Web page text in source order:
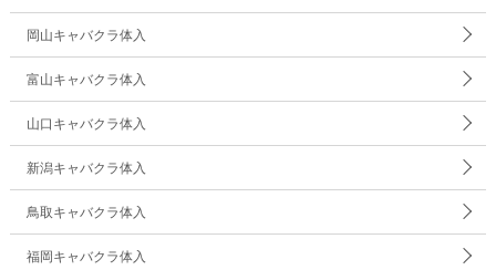
岡山キャバクラ体入
富山キャバクラ体入
山口キャバクラ体入
新潟キャバクラ体入
鳥取キャバクラ体入
福岡キャバクラ体入